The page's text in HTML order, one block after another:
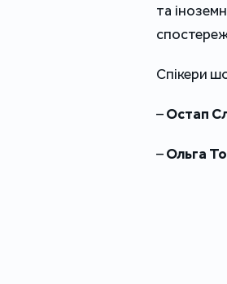
та
Спікери
–Остап
–Ольга